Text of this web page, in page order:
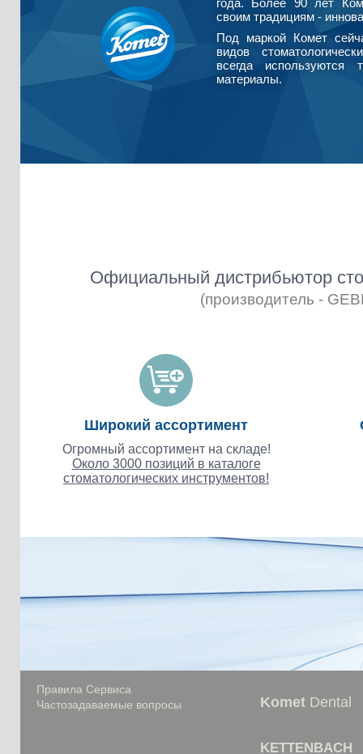
своим традициям -
Под маркой Комет
видов
всегда используются
материалы.
Официальный дистрибьютор
(производитель -
Широкий ассортимент
Огромный ассортимент на складе!
Около 3000 позиций в каталоге
стоматологических инструментов!
Правила Сервиса
Частозадаваемые вопросы
Komet Dental
KETTENBACH